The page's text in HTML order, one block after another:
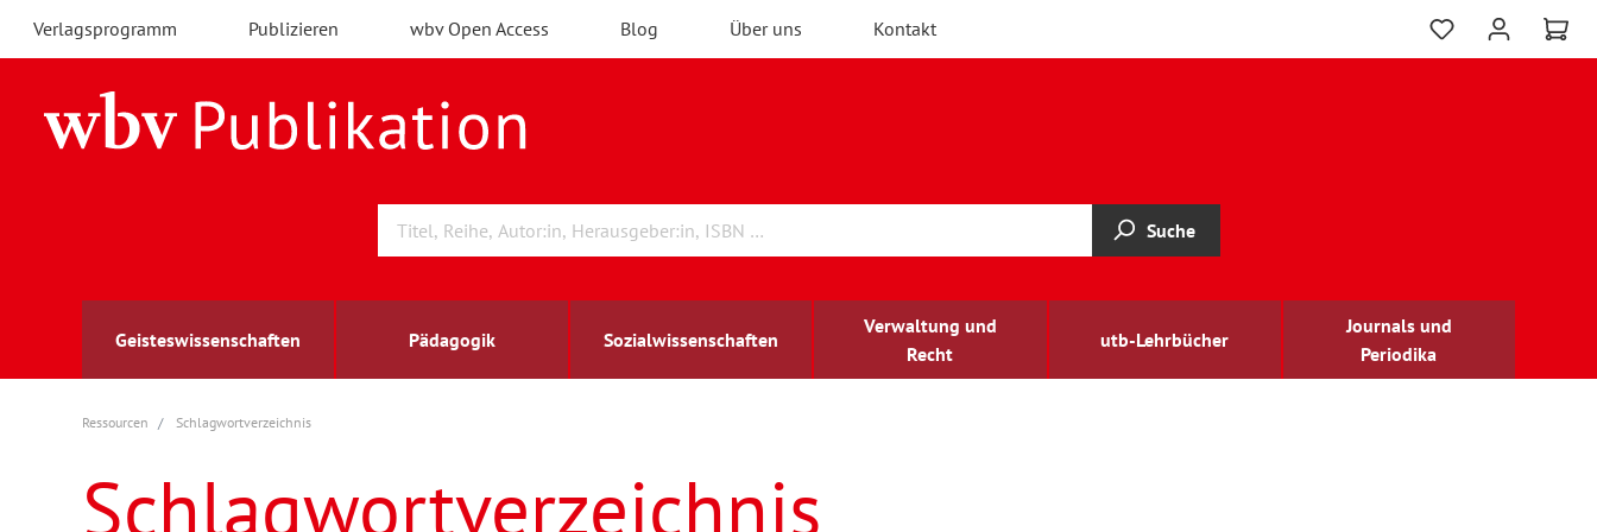
Verlagsprogramm Publizieren wbv Open Access Blog Über uns Kontakt
Suche
Geisteswissenschaften Pädagogik Sozialwissenschaften
Verwaltung und
Recht
utb-Lehrbücher
Journals und
Periodika
Archäologie
Berufs- und Wirtschaftspädagogik
Arbeitsmarktforschung
Außenwirtschaft
berufsbildung
Ressourcen Schlagwortverzeichnis
Schlagwortverzeichnis